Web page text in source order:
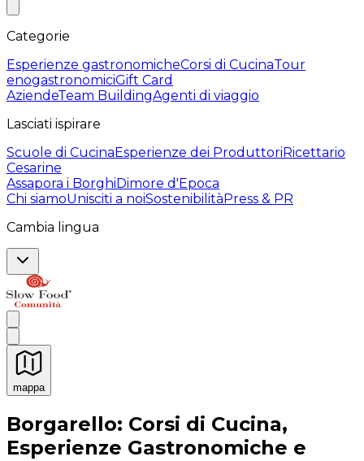
Categorie
Esperienze gastronomicheCorsi di CucinaTour
enogastronomiciGift Card
AziendeTeam BuildingAgenti di viaggio
Lasciati ispirare
Scuole di CucinaEsperienze dei ProduttoriRicettario
Cesarine
Assapora i BorghiDimore d'Epoca
Chi siamoUnisciti a noiSostenibilitàPress & PR
Cambia lingua
mappa
Esperienze culinarie indimenticabili: Esperienze
Borgarello: Corsi di Cucina,
Esperienze Gastronomiche e